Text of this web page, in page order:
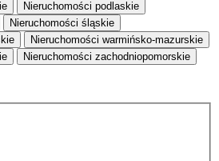
Nieruchomości podlaskie
Nieruchomości śląskie
Nieruchomości warmińsko-mazurskie
Nieruchomości zachodniopomorskie